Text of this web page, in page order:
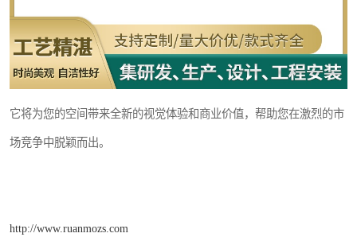
它将为您的空间带来全新的视觉体验和商业价值，帮助您在激烈的市
场竞争中脱颖而出。
http://www.ruanmozs.com